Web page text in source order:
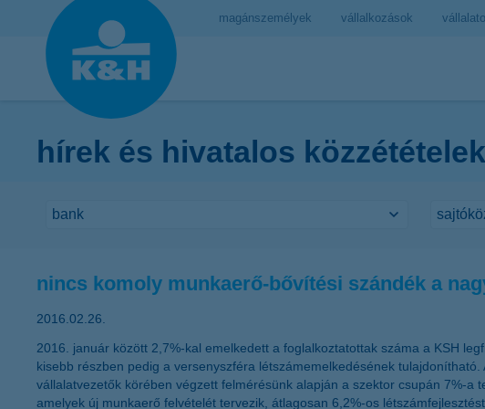
magánszemélyek vállalkozások
hírek és hivatalos közzétételek
nincs komoly munkaerő-bővítési szándék a
2016.02.26.
2016. január között 2,7%-kal emelkedett a foglalkoztatottak száma a KSH
kisebb részben pedig a versenyszféra létszámemelkedésének
vállalatvezetők körében végzett felmérésünk alapján a szektor csupán 7%-a
amelyek új munkaerő felvételét tervezik, átlagosan 6,2%-os